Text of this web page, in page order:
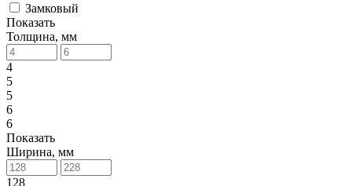
Замковый
Показать
Толщина, мм
4
5
5
6
6
Показать
Ширина, мм
128